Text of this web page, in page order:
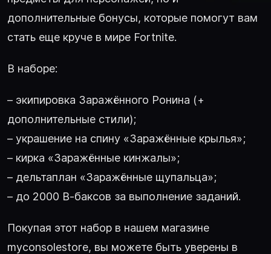
дополнительные бонусы, которые помогут вам
стать еще круче в мире Fortnite.
В наборе:
– экипировка Заражённого Ронина (+
дополнительные стили);
– украшение на спину «Заражённые крылья»;
– кирка «Заражённые кинжалы»;
– дельтаплан «Заражённые щупальца»;
– до 2000 В-баксов за выполнение заданий.
Покупая этот набор в нашем магазине
myconsolestore, вы можете быть уверены в